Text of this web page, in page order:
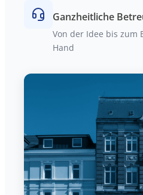
Ganzheitliche
Von der Idee bis zum
Hand